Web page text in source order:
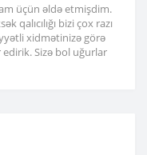
üçün əldə etmişdim.
qalıcılığı bizi çox razı
xidmətinizə görə
Sizə bol uğurlar